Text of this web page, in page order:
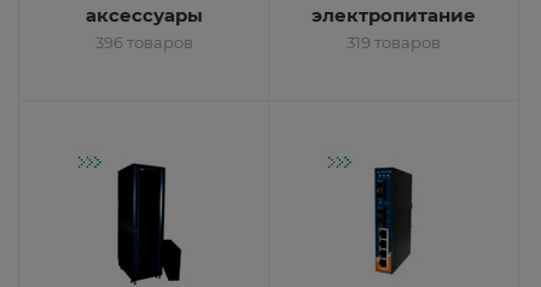
аксессуары
396 товаров
электропитание
319 товаров